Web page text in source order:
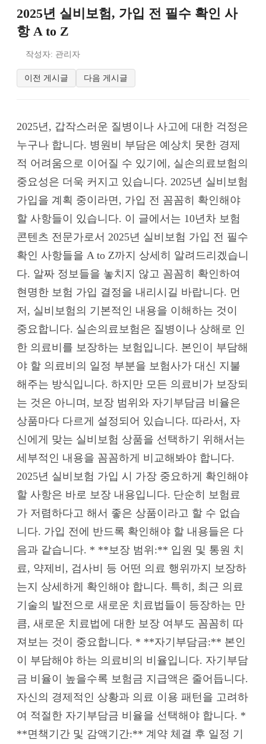
2025년 실비보험, 가입 전 필수 확인 사
항 A to Z
작성자: 관리자
이전 게시글 다음 게시글
2025년, 갑작스러운 질병이나 사고에 대한 걱정은
누구나 합니다. 병원비 부담은 예상치 못한 경제
적 어려움으로 이어질 수 있기에, 실손의료보험의
중요성은 더욱 커지고 있습니다. 2025년 실비보험
가입을 계획 중이라면, 가입 전 꼼꼼히 확인해야
할 사항들이 있습니다. 이 글에서는 10년차 보험
콘텐츠 전문가로서 2025년 실비보험 가입 전 필수
확인 사항들을 A to Z까지 상세히 알려드리겠습니
다. 알짜 정보들을 놓치지 않고 꼼꼼히 확인하여
현명한 보험 가입 결정을 내리시길 바랍니다. 먼
저, 실비보험의 기본적인 내용을 이해하는 것이
중요합니다. 실손의료보험은 질병이나 상해로 인
한 의료비를 보장하는 보험입니다. 본인이 부담해
야 할 의료비의 일정 부분을 보험사가 대신 지불
해주는 방식입니다. 하지만 모든 의료비가 보장되
는 것은 아니며, 보장 범위와 자기부담금 비율은
상품마다 다르게 설정되어 있습니다. 따라서, 자
신에게 맞는 실비보험 상품을 선택하기 위해서는
세부적인 내용을 꼼꼼하게 비교해봐야 합니다.
2025년 실비보험 가입 시 가장 중요하게 확인해야
할 사항은 바로 보장 내용입니다. 단순히 보험료
가 저렴하다고 해서 좋은 상품이라고 할 수 없습
니다. 가입 전에 반드록 확인해야 할 내용들은 다
음과 같습니다. * **보장 범위:** 입원 및 통원 치
료, 약제비, 검사비 등 어떤 의료 행위까지 보장하
는지 상세하게 확인해야 합니다. 특히, 최근 의료
기술의 발전으로 새로운 치료법들이 등장하는 만
큼, 새로운 치료법에 대한 보장 여부도 꼼꼼히 따
져보는 것이 중요합니다. * **자기부담금:** 본인
이 부담해야 하는 의료비의 비율입니다. 자기부담
금 비율이 높을수록 보험금 지급액은 줄어듭니다.
자신의 경제적인 상황과 의료 이용 패턴을 고려하
여 적절한 자기부담금 비율을 선택해야 합니다. *
**면책기간 및 감액기간:** 계약 체결 후 일정 기